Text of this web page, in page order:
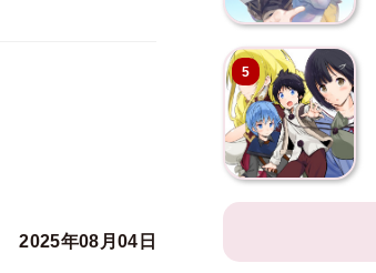
2025年08月04日
5